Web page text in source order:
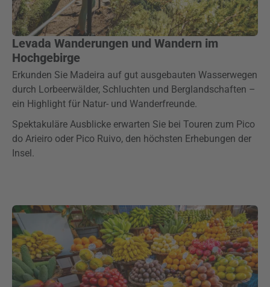
Levada Wanderungen und Wandern im
Hochgebirge
Erkunden Sie Madeira auf gut ausgebauten Wasserwegen
durch Lorbeerwälder, Schluchten und Berglandschaften –
ein Highlight für Natur- und Wanderfreunde.
Spektakuläre Ausblicke erwarten Sie bei Touren zum Pico
do Arieiro oder Pico Ruivo, den höchsten Erhebungen der
Insel.